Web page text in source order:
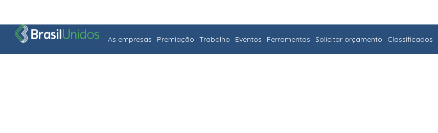
As empresas Premiação Trabalho Eventos Ferramentas Solicitar orçamento Classificados